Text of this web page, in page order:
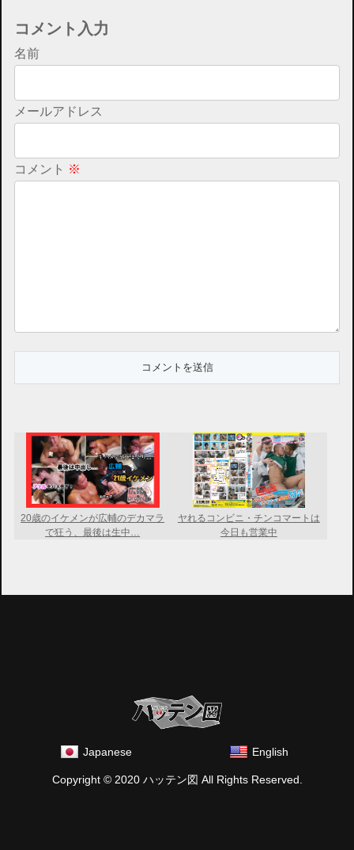
コメント入力
名前
メールアドレス
コメント ※
20歳のイケメンが広輔のデカマラ
で狂う、最後は生中…
ヤれるコンビニ・チンコマートは
今日も営業中
Japanese English
Copyright © 2020 ハッテン図 All Rights Reserved.